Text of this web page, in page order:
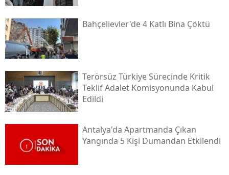
Bahçelievler'de 4 Katlı Bina Çöktü
Terörsüz Türkiye Sürecinde Kritik
Teklif Adalet Komisyonunda Kabul
Edildi
Antalya'da Apartmanda Çıkan
Yangında 5 Kişi Dumandan Etkilendi